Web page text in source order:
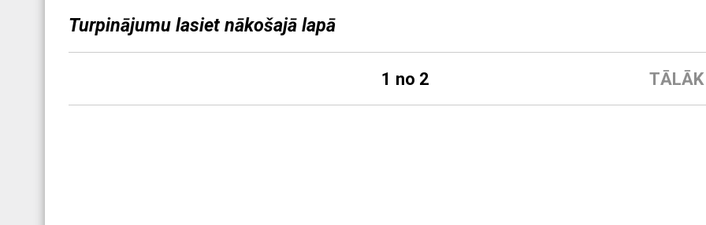
Turpinājumu lasiet nākošajā lapā
TĀLĀK
1 no 2